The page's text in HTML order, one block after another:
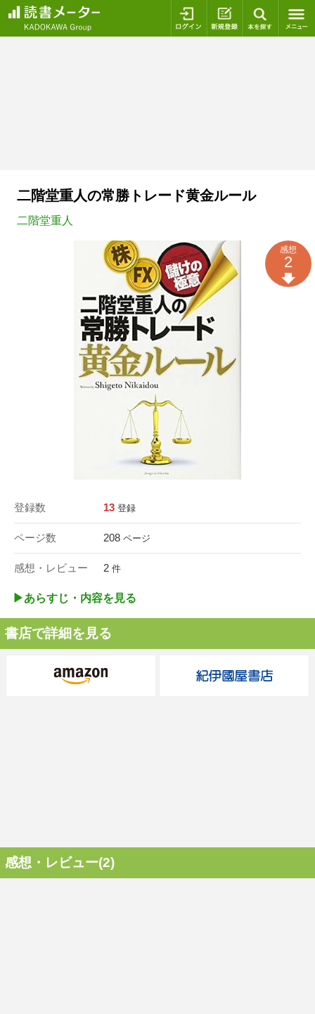
ログイン 新規登録
二階堂重人の常勝トレード黄金ルール
二階堂重人
登録数 13 登録
ページ数 208 ページ
感想・レビュー 2 件
感想
2
▶︎あらすじ・内容を見る
書店で詳細を見る
感想・レビュー(2)